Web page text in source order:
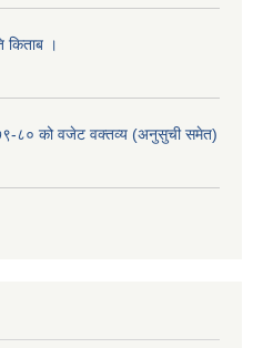
किताब ।
८० को वजेट वक्तव्य (अनुसुची समेत)